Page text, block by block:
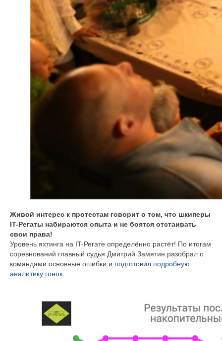
Живой интерес к протестам говорит о том, что шкиперы
IT-Регаты набираются опыта и не боятся отстаивать
свои права!
Уровень яхтинга на IT-Регате определённо растёт! По итогам
соревнований главный судья Дмитрий Замятин разобрал с
командами основные ошибки и подготовил подробную
аналитику гонок